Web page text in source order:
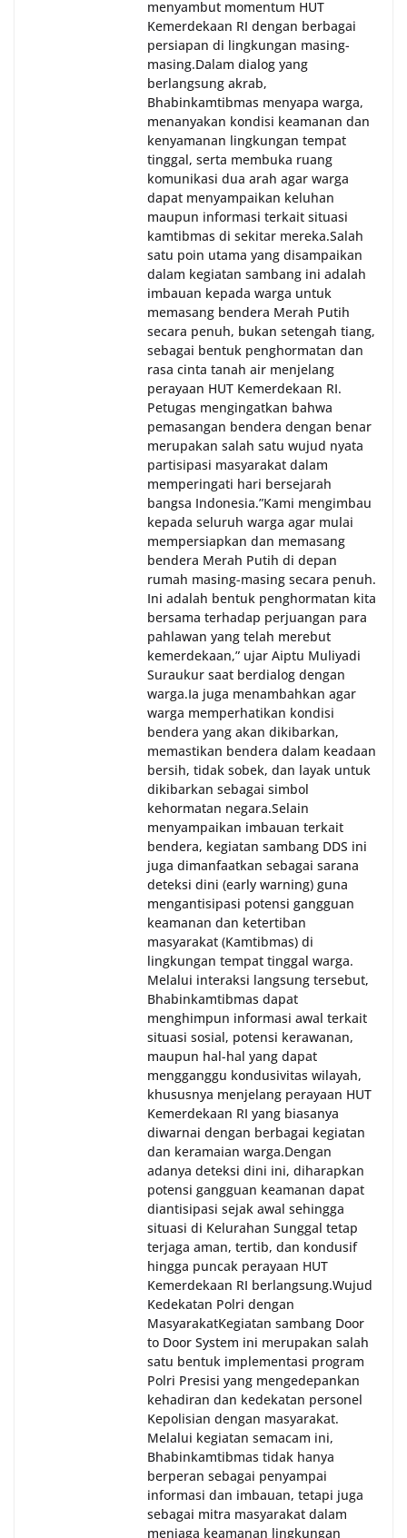
menyambut momentum HUT
Kemerdekaan RI dengan berbagai
persiapan di lingkungan masing-
masing.‎Dalam dialog yang
berlangsung akrab,
Bhabinkamtibmas menyapa warga,
menanyakan kondisi keamanan dan
kenyamanan lingkungan tempat
tinggal, serta membuka ruang
komunikasi dua arah agar warga
dapat menyampaikan keluhan
maupun informasi terkait situasi
kamtibmas di sekitar mereka.‎‎‎Salah
satu poin utama yang disampaikan
dalam kegiatan sambang ini adalah
imbauan kepada warga untuk
memasang bendera Merah Putih
secara penuh, bukan setengah tiang,
sebagai bentuk penghormatan dan
rasa cinta tanah air menjelang
perayaan HUT Kemerdekaan RI.
Petugas mengingatkan bahwa
pemasangan bendera dengan benar
merupakan salah satu wujud nyata
partisipasi masyarakat dalam
memperingati hari bersejarah
bangsa Indonesia.‎‎”Kami mengimbau
kepada seluruh warga agar mulai
mempersiapkan dan memasang
bendera Merah Putih di depan
rumah masing-masing secara penuh.
Ini adalah bentuk penghormatan kita
bersama terhadap perjuangan para
pahlawan yang telah merebut
kemerdekaan,” ujar Aiptu Muliyadi
Suraukur saat berdialog dengan
warga.‎‎Ia juga menambahkan agar
warga memperhatikan kondisi
bendera yang akan dikibarkan,
memastikan bendera dalam keadaan
bersih, tidak sobek, dan layak untuk
dikibarkan sebagai simbol
kehormatan negara.‎‎‎Selain
menyampaikan imbauan terkait
bendera, kegiatan sambang DDS ini
juga dimanfaatkan sebagai sarana
deteksi dini (early warning) guna
mengantisipasi potensi gangguan
keamanan dan ketertiban
masyarakat (Kamtibmas) di
lingkungan tempat tinggal warga.
Melalui interaksi langsung tersebut,
Bhabinkamtibmas dapat
menghimpun informasi awal terkait
situasi sosial, potensi kerawanan,
maupun hal-hal yang dapat
mengganggu kondusivitas wilayah,
khususnya menjelang perayaan HUT
Kemerdekaan RI yang biasanya
diwarnai dengan berbagai kegiatan
dan keramaian warga.‎‎Dengan
adanya deteksi dini ini, diharapkan
potensi gangguan keamanan dapat
diantisipasi sejak awal sehingga
situasi di Kelurahan Sunggal tetap
terjaga aman, tertib, dan kondusif
hingga puncak perayaan HUT
Kemerdekaan RI berlangsung.‎‎Wujud
Kedekatan Polri dengan
Masyarakat‎Kegiatan sambang Door
to Door System ini merupakan salah
satu bentuk implementasi program
Polri Presisi yang mengedepankan
kehadiran dan kedekatan personel
Kepolisian dengan masyarakat.
Melalui kegiatan semacam ini,
Bhabinkamtibmas tidak hanya
berperan sebagai penyampai
informasi dan imbauan, tetapi juga
sebagai mitra masyarakat dalam
menjaga keamanan lingkungan